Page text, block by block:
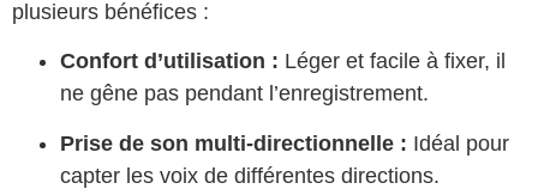
plusieurs bénéfices :
Confort d’utilisation : Léger et facile à fixer, il
ne gêne pas pendant l’enregistrement.
Prise de son multi-directionnelle : Idéal pour
capter les voix de différentes directions.